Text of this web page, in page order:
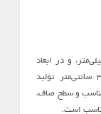
خام تبریز در ضخامت‌های مختلف، به‌ویژه 16 میلی‌متر، و در ابعاد
متنوعی مانند 125×250، 183×366 و 210×366 سانتی‌متر تولید
مناسب و سطح صاف،
است.